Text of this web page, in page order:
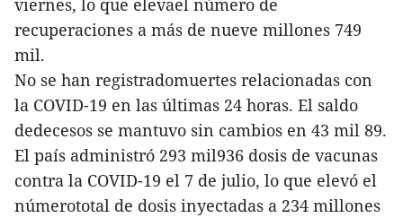
viernes, lo que elevael número de
recuperaciones a más de nueve millones 749
mil.
No se han registradomuertes relacionadas con
la COVID-19 en las últimas 24 horas. El saldo
dedecesos se mantuvo sin cambios en 43 mil 89.
El país administró 293 mil936 dosis de vacunas
contra la COVID-19 el 7 de julio, lo que elevó el
númerototal de dosis inyectadas a 234 millones